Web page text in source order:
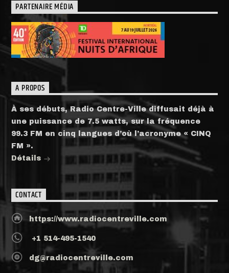
PARTENAIRE MÉDIA
A PROPOS
À ses débuts, Radio Centre-Ville diffusait déjà à
une puissance de 7.5 watts, sur la fréquence
99.3 FM en cinq langues d’où l’acronyme « CINQ
FM ».
Détails
CONTACT
https://www.radiocentreville.com
+1 514-495-1540
dg@radiocentreville.com